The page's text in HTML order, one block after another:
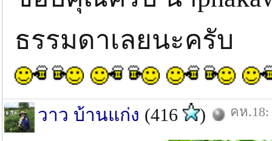
ธรรมดาเลยนะครับ
วาว บ้านแก่ง (416 ) คห.18: